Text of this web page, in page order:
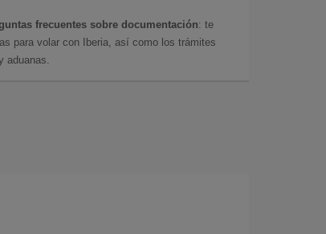
frecuentes sobre documentación: te
para volar con Iberia, así como los trámites
aduanas.